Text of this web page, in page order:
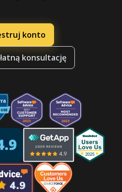
konto
konsultację